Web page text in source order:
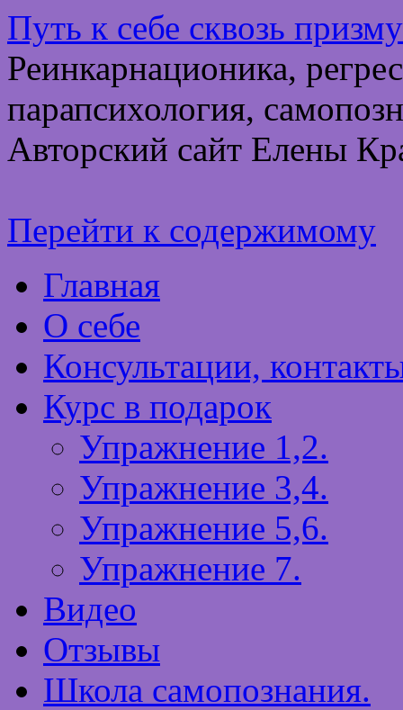
Путь к себе сквозь
Реинкарнационика,
парапсихология,
Авторский сайт Елены
Перейти к содержимому
Главная
О себе
Консультации,
Курс в подарок
Упражнение 1,2.
Упражнение 3,4.
Упражнение 5,6.
Упражнение 7.
Видео
Отзывы
Школа самопознания.